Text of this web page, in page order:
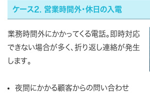
ケース2. 営業時間外・休日の入電
業務時間外にかかってくる電話。即時対応
できない場合が多く、折り返し連絡が発生
します。
夜間にかかる顧客からの問い合わせ